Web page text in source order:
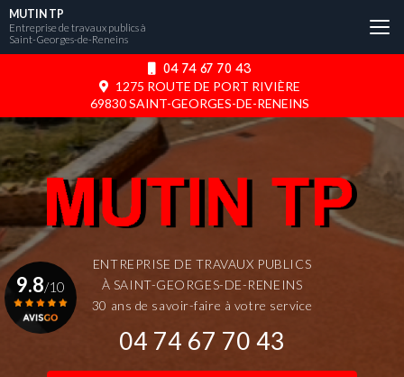
Aller
au
contenu
04 74 67 70 43
1275 ROUTE DE PORT RIVIÈRE
69830 SAINT-GEORGES-DE-RENEINS
MUTIN TP
Entreprise de travaux publics à
Saint-Georges-de-Reneins
ENTREPRISE DE TRAVAUX PUBLICS
À SAINT-GEORGES-DE-RENEINS
30 ans de savoir-faire à votre service
04 74 67 70 43
9.8/10